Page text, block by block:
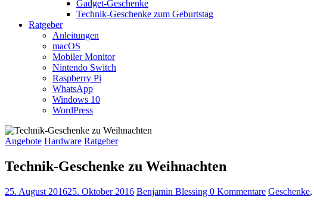
Gadget-Geschenke
Technik-Geschenke zum Geburtstag
Ratgeber
Anleitungen
macOS
Mobiler Monitor
Nintendo Switch
Raspberry Pi
WhatsApp
Windows 10
WordPress
Angebote Hardware Ratgeber
Technik-Geschenke zu Weihnachten
25. August 201625. Oktober 2016 Benjamin Blessing 0 Kommentare Geschenke,